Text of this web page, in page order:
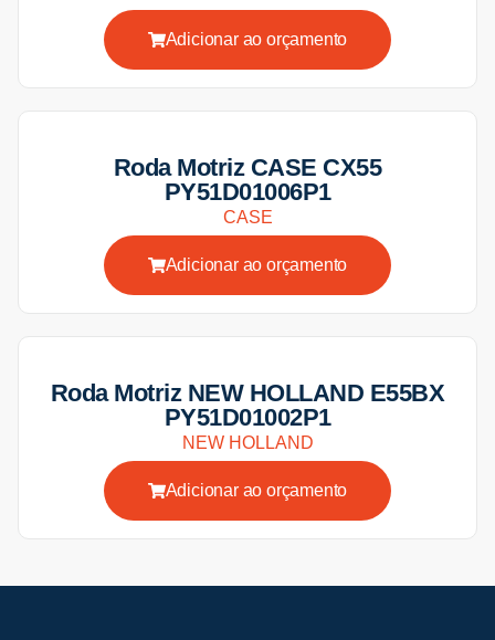
Adicionar ao orçamento
Roda Motriz CASE CX55
PY51D01006P1
CASE
Adicionar ao orçamento
Roda Motriz NEW HOLLAND E55BX
PY51D01002P1
NEW HOLLAND
Adicionar ao orçamento